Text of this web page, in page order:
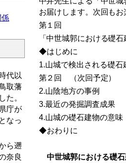
代以
取藩
た。
庁が
なっ
ら遡
奈良
お届けします。次回もお
第１回
「中世城郭における礎
◆はじめに
1.山城で検出される礎石
第２回 （次回予定）
2.山陰地方の事例
3.最近の発掘調査成果
4.山城の礎石建物の意味
◆おわりに
中世城郭における礎